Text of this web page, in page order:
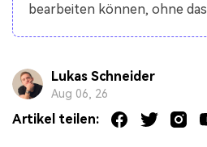
bearbeiten können, ohne
Lukas Schneider
Aug 06, 26
Artikel teilen: